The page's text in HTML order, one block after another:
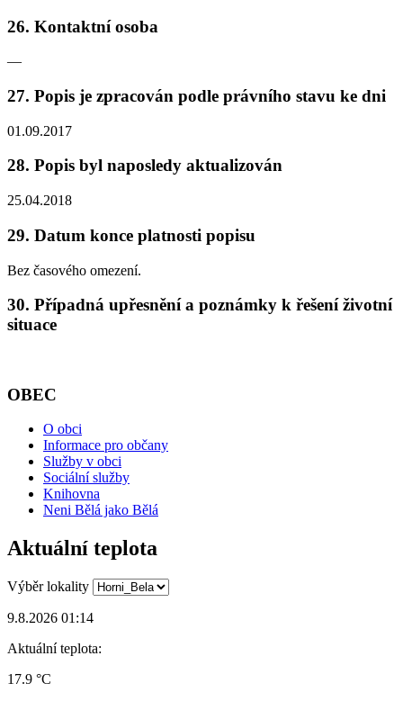
26. Kontaktní osoba
—
27. Popis je zpracován podle právního stavu ke dni
01.09.2017
28. Popis byl naposledy aktualizován
25.04.2018
29. Datum konce platnosti popisu
Bez časového omezení.
30. Případná upřesnění a poznámky k řešení životní
situace
OBEC
O obci
Informace pro občany
Služby v obci
Sociální služby
Knihovna
Neni Bělá jako Bělá
Aktuální teplota
Výběr lokality
9.8.2026 01:14
Aktuální teplota:
17.9 °C